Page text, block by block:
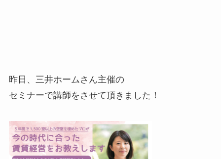
昨日、三井ホームさん主催の
セミナーで講師をさせて頂きました！